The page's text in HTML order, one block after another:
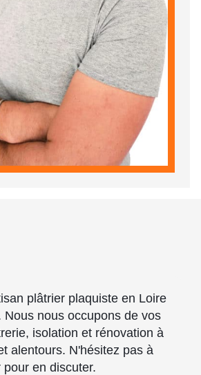
plâtrier plaquiste en Loire
Nous nous occupons de vos
isolation et rénovation à
alentours. N'hésitez pas à
en discuter.